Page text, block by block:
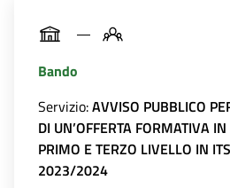
Bando
Servizio:AVVISO PUBBLICO
DI UN’OFFERTA FORMATIVA
PRIMO E TERZO LIVELLO IN
2023/2024